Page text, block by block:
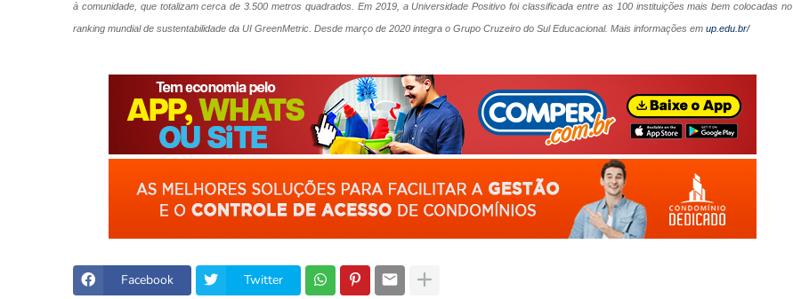
à comunidade, que totalizam cerca de 3.500 metros quadrados. Em 2019, a Universidade Positivo foi classificada entre as 100 instituições mais bem colocadas no
ranking mundial de sustentabilidade da UI GreenMetric. Desde março de 2020 integra o Grupo Cruzeiro do Sul Educacional. Mais informações em up.edu.br/
Facebook Twitter